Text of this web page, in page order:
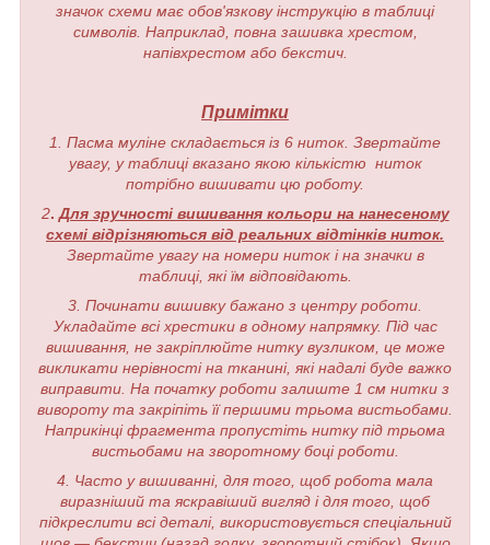
значок схеми має обов'язкову інструкцію в таблиці
символів. Наприклад, повна зашивка хрестом,
напівхрестом або бекстич.
Примітки
1. Пасма муліне складається із 6 ниток. Звертайте
увагу, у таблиці вказано якою кількістю ниток
потрібно вишивати цю роботу.
2. Для зручності вишивання кольори на нанесеному
схемі відрізняються від реальних відтінків ниток.
Звертайте увагу на номери ниток і на значки в
таблиці, які їм відповідають.
3. Починати вишивку бажано з центру роботи.
Укладайте всі хрестики в одному напрямку. Під час
вишивання, не закріплюйте нитку вузликом, це може
викликати нерівності на тканині, які надалі буде важко
виправити. На початку роботи залиште 1 см нитки з
вивороту та закріпіть її першими трьома вистьобами.
Наприкінці фрагмента пропустіть нитку під трьома
вистьобами на зворотному боці роботи.
4. Часто у вишиванні, для того, щоб робота мала
виразніший та яскравіший вигляд і для того, щоб
підкреслити всі деталі, використовується спеціальний